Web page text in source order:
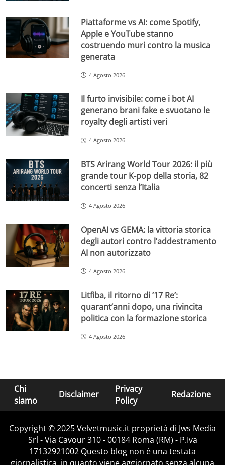
Piattaforme vs AI: come Spotify,
Apple e YouTube stanno
costruendo muri contro la musica
generata
4 Agosto 2026
Il furto invisibile: come i bot AI
generano brani fake e svuotano le
royalty degli artisti veri
4 Agosto 2026
BTS Arirang World Tour 2026: il più
grande tour K-pop della storia, 82
concerti senza l’Italia
4 Agosto 2026
OpenAI vs GEMA: la vittoria storica
degli autori contro l’addestramento
AI non autorizzato
4 Agosto 2026
Litfiba, il ritorno di ’17 Re’:
quarant’anni dopo, una rivincita
politica con la formazione storica
4 Agosto 2026
Chi
siamo
Disclaimer
Privacy
Policy
Redazione
Copyright © 2025 Velvetmusic.it proprietà di Jws Media
Srl - Via Cavour 310 - 00184 Roma (RM) - P.Iva
17132921002 Questo blog non è una testata
giornalistica, in quanto viene aggiornato senza alcuna